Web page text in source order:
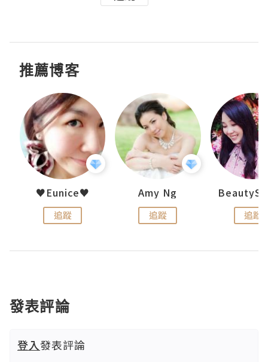
推薦博客
♥Eunice♥
追蹤
Amy Ng
追蹤 追蹤
發表評論
登入發表評論